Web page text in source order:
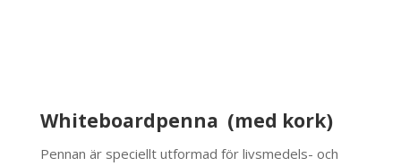
Whiteboardpenna (med kork)
Pennan är speciellt utformad för livsmedels- och